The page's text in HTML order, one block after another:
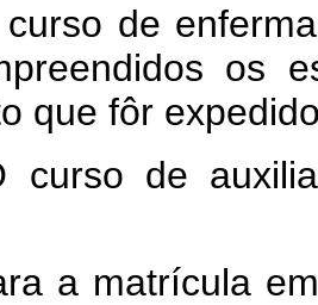
de
os
que fôr
curso de
a matrícula